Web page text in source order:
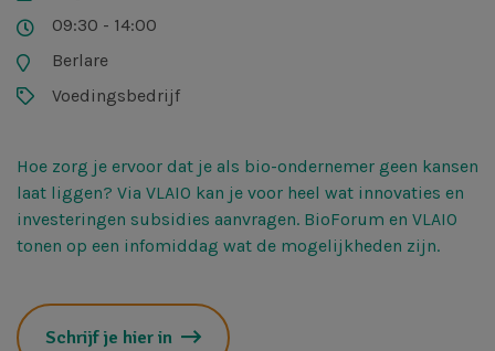
09:30 - 14:00
Berlare
Voedingsbedrijf
Hoe zorg je ervoor dat je als bio-ondernemer geen kansen
laat liggen? Via VLAIO kan je voor heel wat innovaties en
investeringen subsidies aanvragen. BioForum en VLAIO
tonen op een infomiddag wat de mogelijkheden zijn.
Schrijf je hier in